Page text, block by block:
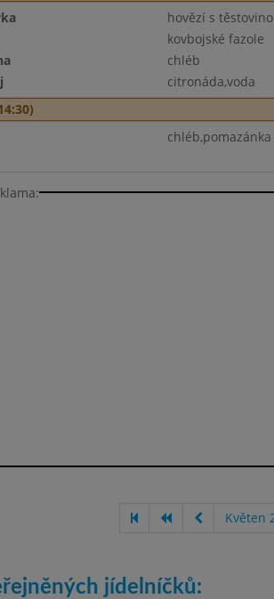
hovězí s
kovbojské fazole
chléb
citronáda,voda
Květen
jídelníčků: